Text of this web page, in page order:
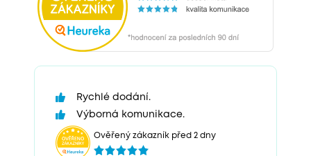
Rychlé dodání.
Výborná komunikace.
Ověřený zákazník před 2 dny